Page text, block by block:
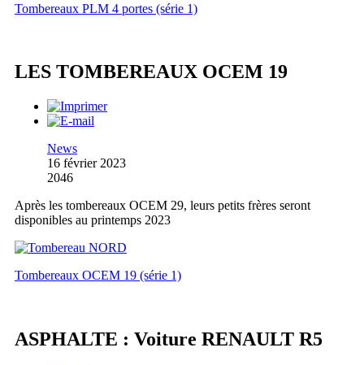
Tombereaux PLM 4 portes (série 1)
LES TOMBEREAUX OCEM 19
News
16 février 2023
2046
Après les tombereaux OCEM 29, leurs petits frères seront
disponibles au printemps 2023
Tombereaux OCEM 19 (série 1)
ASPHALTE : Voiture RENAULT R5